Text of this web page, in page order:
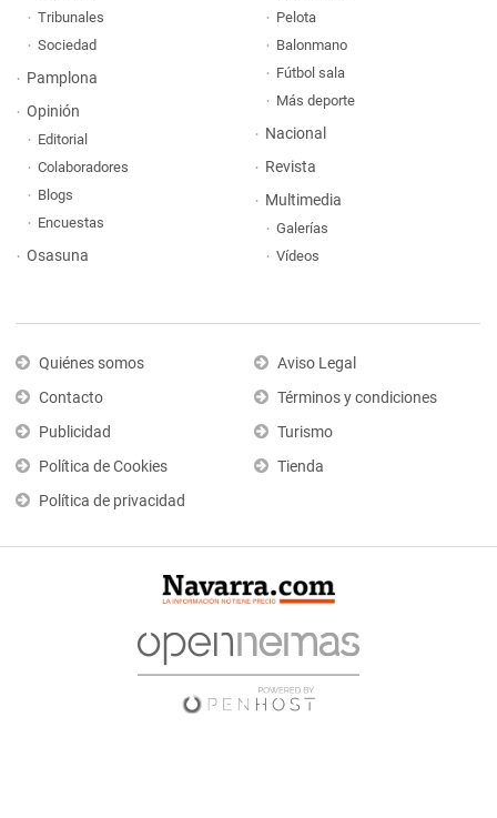
Tribunales
Sociedad
Pamplona
Opinión
Editorial
Colaboradores
Blogs
Encuestas
Osasuna
Pelota
Balonmano
Fútbol sala
Más deporte
Nacional
Revista
Multimedia
Galerías
Vídeos
Quiénes somos
Contacto
Publicidad
Política de Cookies
Política de privacidad
Aviso Legal
Términos y condiciones
Turismo
Tienda